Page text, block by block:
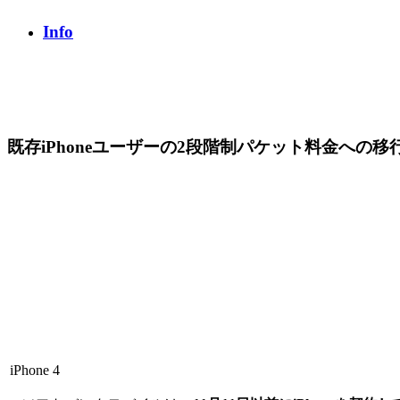
Info
既存iPhoneユーザーの2段階制パケット料金への移
iPhone 4